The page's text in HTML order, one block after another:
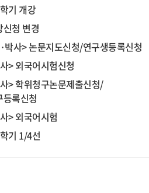
기 개강
신청 변경
박사> 논문지도신청/연구생등록신청
> 외국어시험신청
> 학위청구논문제출신청/
등록신청
> 외국어시험
기 1/4선